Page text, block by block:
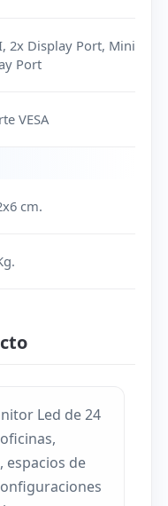
2x Display Port, Mini
Port
VESA
cm.
Led de 24
espacios de